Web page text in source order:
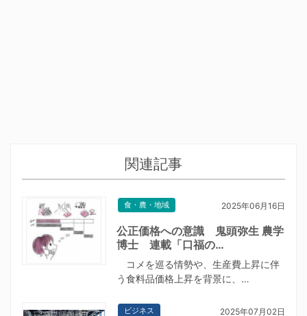
関連記事
食・農・地域 2025年06月16日
公正価格への意識 鬼頭弥生 農学
博士 連載「口福の…
コメを巡る情勢や、生産費上昇に伴
う食料品価格上昇を背景に、…
ビジネス 2025年07月02日